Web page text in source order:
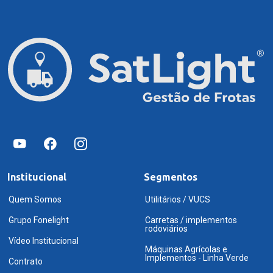
Institucional
Quem Somos
Grupo Fonelight
Vídeo Institucional
Contrato
Segmentos
Utilitários / VUCS
Carretas / implementos
rodoviários
Máquinas Agrícolas e
Implementos - Linha Verde